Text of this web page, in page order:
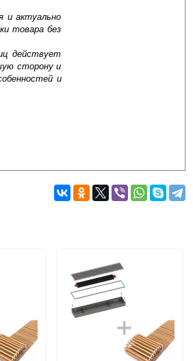
и актуально
товара без
действует
сторону и
и
Подробнее об оплате